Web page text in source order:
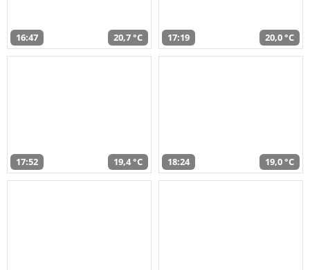
16:47 20,7 °C 17:19 20,0 °C
17:52 19,4 °C 18:24 19,0 °C